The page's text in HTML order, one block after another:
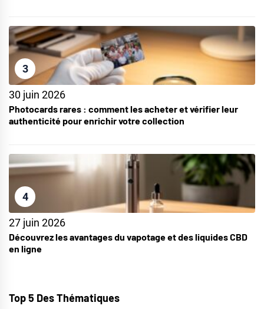
3
30 juin 2026
Photocards rares : comment les acheter et vérifier leur
authenticité pour enrichir votre collection
4
27 juin 2026
Découvrez les avantages du vapotage et des liquides CBD
en ligne
Top 5 Des Thématiques